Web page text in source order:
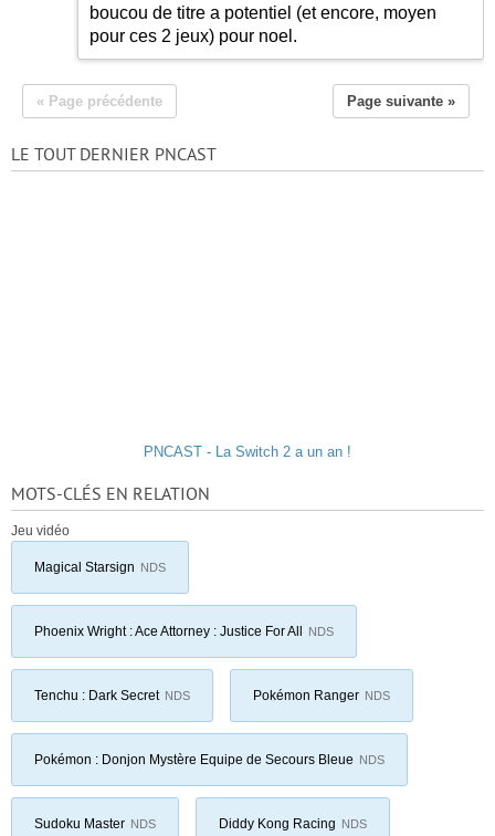
boucou de titre a potentiel (et encore, moyen
pour ces 2 jeux) pour noel.
« Page précédente Page suivante »
LE TOUT DERNIER PNCAST
PNCAST - La Switch 2 a un an !
MOTS-CLÉS EN RELATION
Jeu vidéo
Magical Starsign NDS
Phoenix Wright : Ace Attorney : Justice For All NDS
Tenchu : Dark Secret NDS Pokémon Ranger NDS
Pokémon : Donjon Mystère Equipe de Secours Bleue NDS
Sudoku Master NDS Diddy Kong Racing NDS